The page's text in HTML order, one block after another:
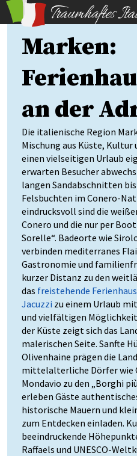
Marken:
an der
Die italienische Region
Mischung aus Küste, Kultur
einen vielseitigen Urlaub
erwarten Besucher
langen Sandabschnitten
Felsbuchten im Conero-
eindrucksvoll sind die
Conero und die nur per
Sorelle“. Badeorte wie
verbinden mediterranes
Gastronomie und
kurzer Distanz zu den
das freistehende
Jacuzzi zu einem Urlaub
und vielfältigen
der Küste zeigt sich das
malerischen Seite. Sanfte
Olivenhaine prägen die
mittelalterliche Dörfer wie
Mondavio zu den „Borghi
erleben Gäste
historische Mauern und
zum Entdecken einladen.
beeindruckende
Raffaels und UNESCO-